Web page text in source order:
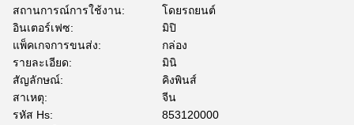
สถานการณ์การใช้งาน:
โดยรถยนต์
อินเตอร์เฟซ:
มิปิ
แพ็คเกจการขนส่ง:
กล่อง
รายละเอียด:
มินิ
สัญลักษณ์:
คิงพินส์
สาเหตุ:
จีน
รหัส Hs:
853120000